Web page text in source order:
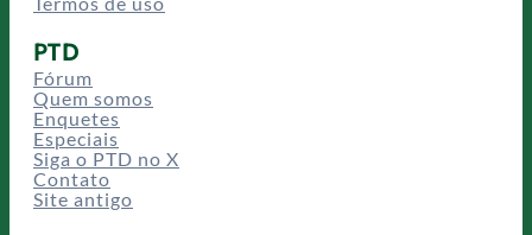
PTD
Fórum
Quem somos
Enquetes
Especiais
Siga o PTD no X
Contato
Site antigo